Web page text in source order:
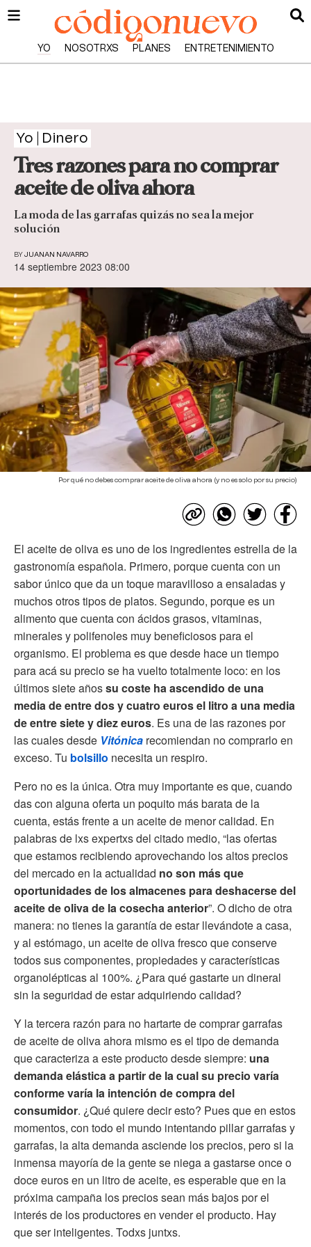
YO NOSOTRXS PLANES ENTRETENIMIENTO
Yo Dinero
Tres razones para no comprar
aceite de oliva ahora
La moda de las garrafas quizás no sea la mejor
solución
BY JUANAN NAVARRO
14 septiembre 2023 08:00
Por qué no debes comprar aceite de oliva ahora (y no es solo por su precio)
El aceite de oliva es uno de los ingredientes estrella de la
gastronomía española. Primero, porque cuenta con un
sabor único que da un toque maravilloso a ensaladas y
muchos otros tipos de platos. Segundo, porque es un
alimento que cuenta con ácidos grasos, vitaminas,
minerales y polifenoles muy beneficiosos para el
organismo. El problema es que desde hace un tiempo
para acá su precio se ha vuelto totalmente loco: en los
últimos siete añossu coste ha ascendido de una
media de entre dos y cuatro euros el litro a una media
de entre siete y diez euros. Es una de las razones por
las cuales desde Vitónica recomiendan no comprarlo en
exceso. Tu bolsillo necesita un respiro.
Pero no es la única. Otra muy importante es que, cuando
das con alguna oferta un poquito más barata de la
cuenta, estás frente a un aceite de menor calidad. En
palabras de lxs expertxs del citado medio, “las ofertas
que estamos recibiendo aprovechando los altos precios
del mercado en la actualidad no son más que
oportunidades de los almacenes para deshacerse del
aceite de oliva de la cosecha anterior”. O dicho de otra
manera: no tienes la garantía de estar llevándote a casa,
y al estómago, un aceite de oliva fresco que conserve
todos sus componentes, propiedades y características
organolépticas al 100%. ¿Para qué gastarte un dineral
sin la seguridad de estar adquiriendo calidad?
Y la tercera razón para no hartarte de comprar garrafas
de aceite de oliva ahora mismo es el tipo de demanda
que caracteriza a este producto desde siempre: una
demanda elástica a partir de la cual su precio varía
conforme varía la intención de compra del
consumidor. ¿Qué quiere decir esto? Pues que en estos
momentos, con todo el mundo intentando pillar garrafas y
garrafas, la alta demanda asciende los precios, pero si la
inmensa mayoría de la gente se niega a gastarse once o
doce euros en un litro de aceite, es esperable que en la
próxima campaña los precios sean más bajos por el
interés de los productores en vender el producto. Hay
que ser inteligentes. Todxs juntxs.